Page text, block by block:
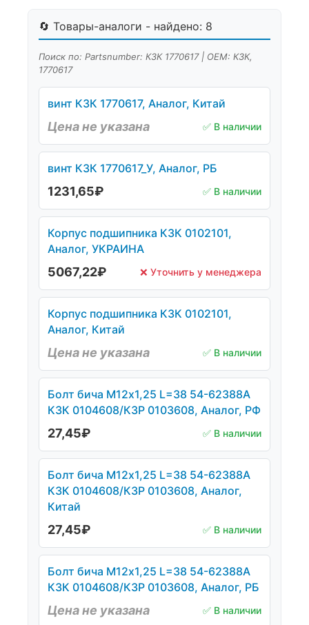
🔄 Товары-аналоги - найдено: 8
Поиск по: Partsnumber: КЗК 1770617 | OEM: КЗК,
1770617
винт КЗК 1770617, Аналог, Китай
Цена не указана ✅ В наличии
винт КЗК 1770617_У, Аналог, РБ
1231,65₽ ✅ В наличии
Корпус подшипника КЗК 0102101,
Аналог, УКРАИНА
5067,22₽ ❌ Уточнить у менеджера
Корпус подшипника КЗК 0102101,
Аналог, Китай
Цена не указана ✅ В наличии
Болт бича М12х1,25 L=38 54-62388А
КЗК 0104608/КЗР 0103608, Аналог, РФ
27,45₽ ✅ В наличии
Болт бича М12х1,25 L=38 54-62388А
КЗК 0104608/КЗР 0103608, Аналог,
Китай
27,45₽ ✅ В наличии
Болт бича М12х1,25 L=38 54-62388А
КЗК 0104608/КЗР 0103608, Аналог, РБ
Цена не указана ✅ В наличии